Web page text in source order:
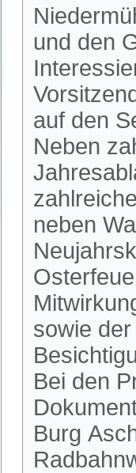
und den
auf den
Neben
neben
sowie
Bei den
Burg